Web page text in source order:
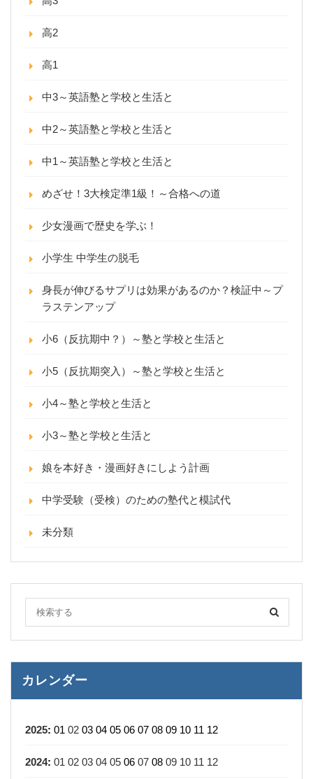
高2
高1
中3～英語塾と学校と生活と
中2～英語塾と学校と生活と
中1～英語塾と学校と生活と
めざせ！3大検定準1級！～合格への道
少女漫画で歴史を学ぶ！
小学生 中学生の脱毛
身長が伸びるサプリは効果があるのか？検証中～プ
ラステンアップ
小6（反抗期中？）～塾と学校と生活と
小5（反抗期突入）～塾と学校と生活と
小4～塾と学校と生活と
小3～塾と学校と生活と
娘を本好き・漫画好きにしよう計画
中学受験（受検）のための塾代と模試代
未分類
カレンダー
2025: 01 02 03 04 05 06 07 08 09 10 11 12
2024: 01 02 03 04 05 06 07 08 09 10 11 12